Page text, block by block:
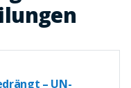
– UN-